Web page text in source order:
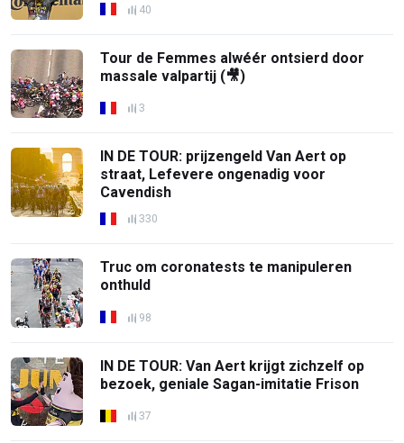
40
Tour de Femmes alwéér ontsierd door
massale valpartij (🎥)
3
IN DE TOUR: prijzengeld Van Aert op
straat, Lefevere ongenadig voor
Cavendish
330
Truc om coronatests te manipuleren
onthuld
98
IN DE TOUR: Van Aert krijgt zichzelf op
bezoek, geniale Sagan-imitatie Frison
37